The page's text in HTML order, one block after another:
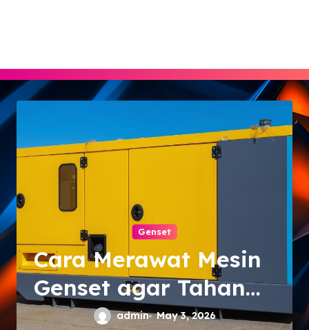
Genset
Cara Merawat Mesin
Genset agar Tahan
Lama
admin May 3, 2026